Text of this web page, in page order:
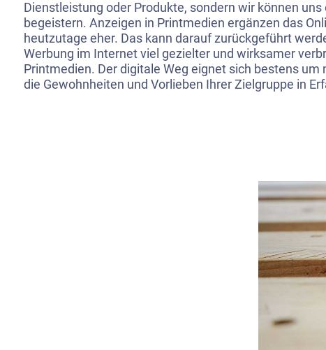
Dienstleistung oder Produkte, sondern wir können
begeistern. Anzeigen in Printmedien ergänzen das
heutzutage eher. Das kann darauf zurückgeführt
Werbung im Internet viel gezielter und wirksamer
Printmedien. Der digitale Weg eignet sich bestens um
die Gewohnheiten und Vorlieben Ihrer Zielgruppe in